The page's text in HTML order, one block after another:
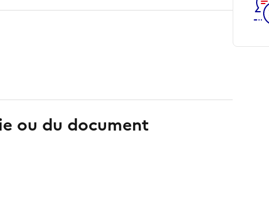
ou du document